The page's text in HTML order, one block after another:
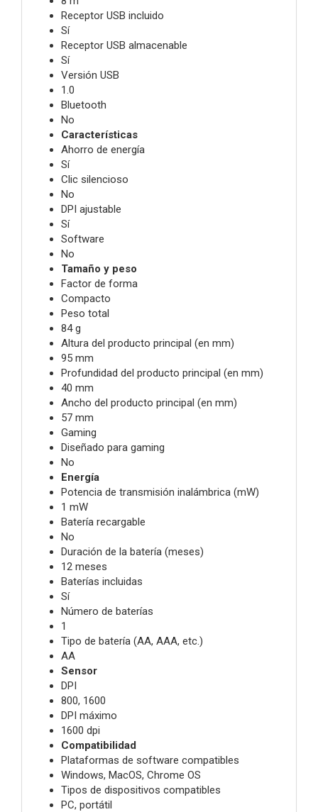
Receptor USB incluido
Sí
Receptor USB almacenable
Sí
Versión USB
1.0
Bluetooth
No
Características
Ahorro de energía
Sí
Clic silencioso
No
DPI ajustable
Sí
Software
No
Tamaño y peso
Factor de forma
Compacto
Peso total
84 g
Altura del producto principal (en mm)
95 mm
Profundidad del producto principal (en mm)
40 mm
Ancho del producto principal (en mm)
57 mm
Gaming
Diseñado para gaming
No
Energía
Potencia de transmisión inalámbrica (mW)
1 mW
Batería recargable
No
Duración de la batería (meses)
12 meses
Baterías incluidas
Sí
Número de baterías
1
Tipo de batería (AA, AAA, etc.)
AA
Sensor
DPI
800, 1600
DPI máximo
1600 dpi
Compatibilidad
Plataformas de software compatibles
Windows, MacOS, Chrome OS
Tipos de dispositivos compatibles
PC, portátil